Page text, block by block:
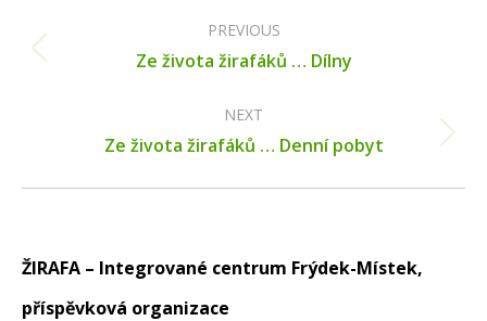
navigation
PREVIOUS
Previous
Ze života žirafáků … Dílny
NEXT
Next
Ze života žirafáků … Denní pobyt
ŽIRAFA – Integrované centrum Frýdek-Místek,
příspěvková organizace